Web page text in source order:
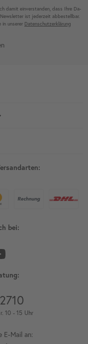
damit ein­ver­standen, dass Ihre Da­
ist jeder­zeit ab­bestel­lbar.
in unserer Daten­schutz­erklärung
bei:
10 - 15 Uhr
E-Mail an: